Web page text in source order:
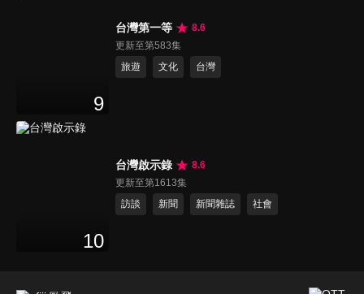
9
台灣第一等
8.6
更新至第583集
旅遊
文化 台灣
10
台灣啟示錄
8.6
更新至第1613集
訪談
新聞 新聞雜誌 社會